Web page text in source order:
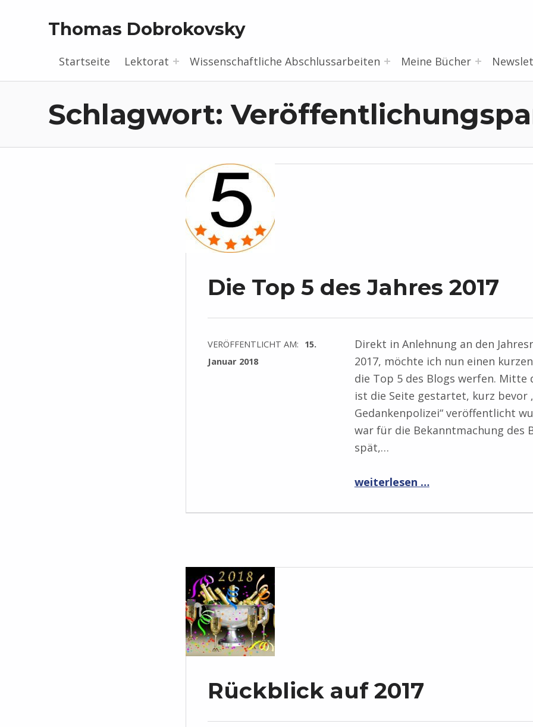
Thomas Dobrokovsky
Startseite Lektorat Wissenschaftliche Abschlussarbeiten Meine Bücher
Schlagwort:
Die Top 5 des Jahres 2017
VERÖFFENTLICHT AM: 15.
Januar 2018
Direkt in Anlehnung an den
2017, möchte ich nun einen
die Top 5 des Blogs werfen. Mitte
ist die Seite gestartet, kurz bevor
Gedankenpolizei“ veröffentlicht
war für die Bekanntmachung des
spät,…
“Die Top 5 des Jahres 2017”
weiterlesen …
Rückblick auf 2017